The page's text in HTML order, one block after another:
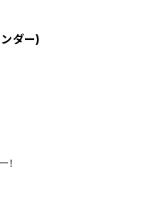
ダー)
！